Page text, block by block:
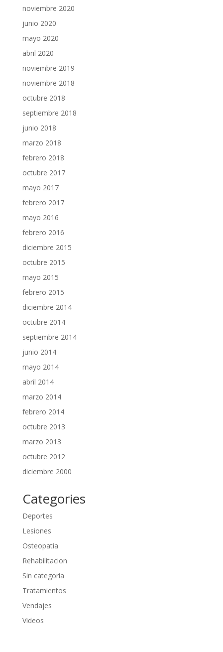
noviembre 2020
junio 2020
mayo 2020
abril 2020
noviembre 2019
noviembre 2018
octubre 2018
septiembre 2018
junio 2018
marzo 2018
febrero 2018
octubre 2017
mayo 2017
febrero 2017
mayo 2016
febrero 2016
diciembre 2015
octubre 2015
mayo 2015
febrero 2015
diciembre 2014
octubre 2014
septiembre 2014
junio 2014
mayo 2014
abril 2014
marzo 2014
febrero 2014
octubre 2013
marzo 2013
octubre 2012
diciembre 2000
Categories
Deportes
Lesiones
Osteopatia
Rehabilitacion
Sin categoría
Tratamientos
Vendajes
Videos